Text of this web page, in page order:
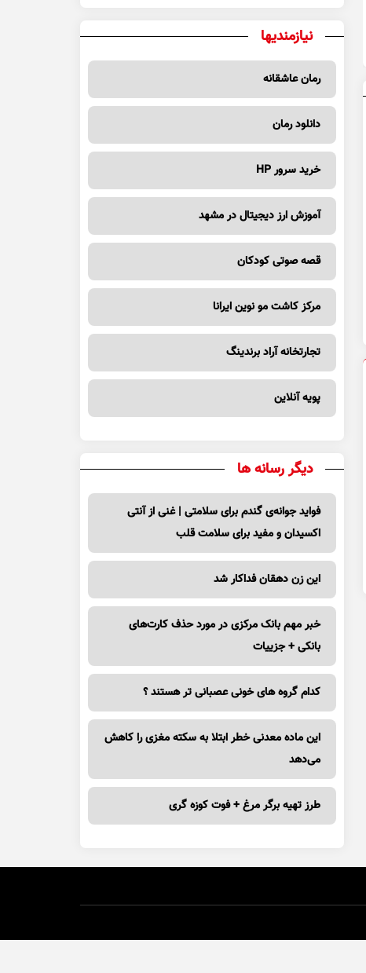
نیازمندیها
رمان عاشقانه
دانلود رمان
خرید سرور HP
آموزش ارز دیجیتال در مشهد
قصه صوتی کودکان
مرکز کاشت مو نوین ایرانا
تجارتخانه آراد برندینگ
پویه آنلاین
دیگر رسانه ها
فواید جوانه‌ی گندم برای سلامتی | غنی از آنتی
اکسیدان و مفید برای سلامت قلب
این زن دهقان فداکار شد
خبر مهم بانک مرکزی در مورد حذف کارت‌های
بانکی + جزییات
کدام گروه های خونی عصبانی تر هستند ؟
این ماده معدنی خطر ابتلا به سکته مغزی را کاهش
می‌دهد
طرز تهیه برگر مرغ + فوت کوزه گری